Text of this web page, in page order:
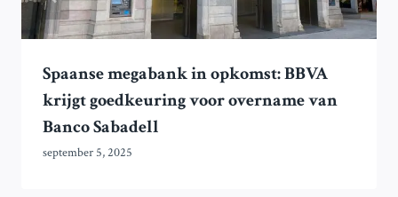
Spaanse megabank in opkomst: BBVA
krijgt goedkeuring voor overname van
Banco Sabadell
september 5, 2025